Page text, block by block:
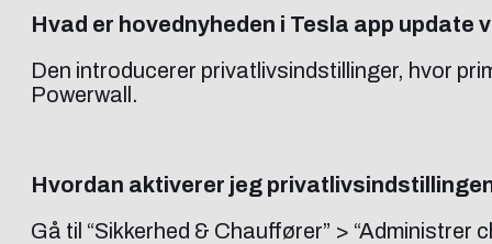
Hvad er hovednyheden i Tesla app update
Den introducerer privatlivsindstillinger, hvor
Powerwall.
Hvordan aktiverer jeg
Gå til “Sikkerhed & Chauffører” >